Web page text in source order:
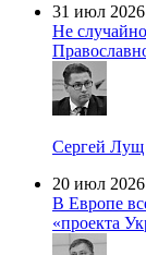
31 июл 2026
Не
Сергей Лущ
20 июл 2026
В Европе
«проекта